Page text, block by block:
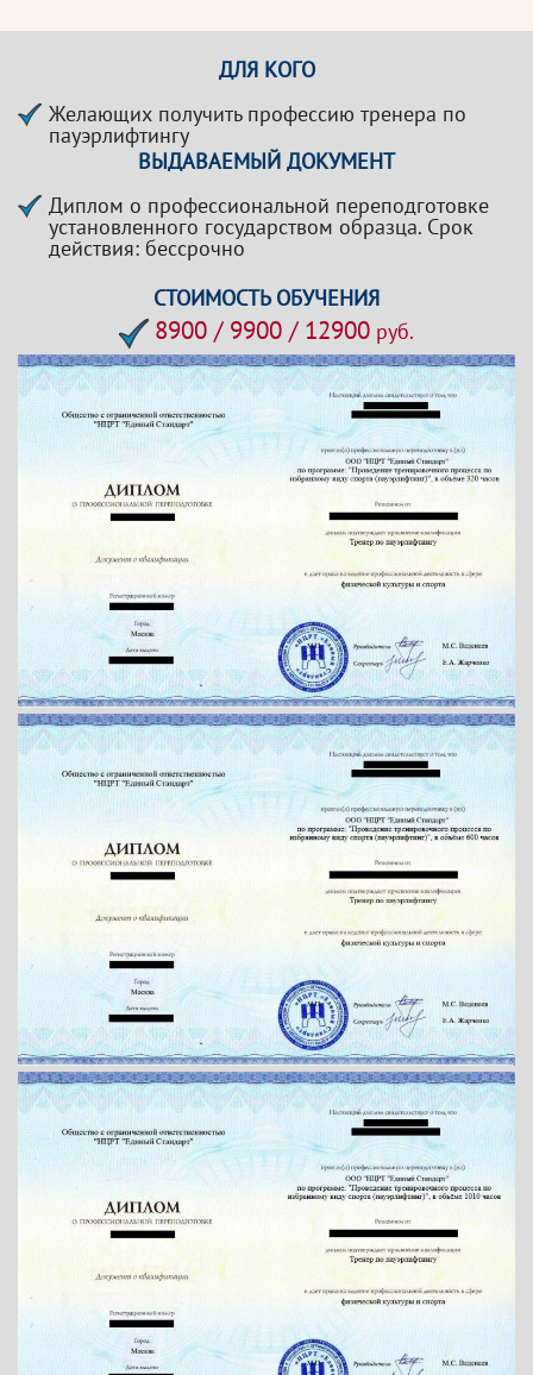
ДЛЯ КОГО
Желающих получить профессию тренера по
пауэрлифтингу
ВЫДАВАЕМЫЙ ДОКУМЕНТ
Диплом о профессиональной переподготовке
установленного государством образца. Срок
действия: бессрочно
СТОИМОСТЬ ОБУЧЕНИЯ
8900 / 9900 / 12900 руб.